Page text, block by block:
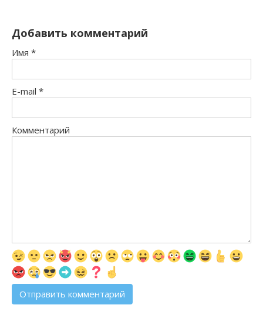
Добавить комментарий
Имя *
E-mail *
Комментарий